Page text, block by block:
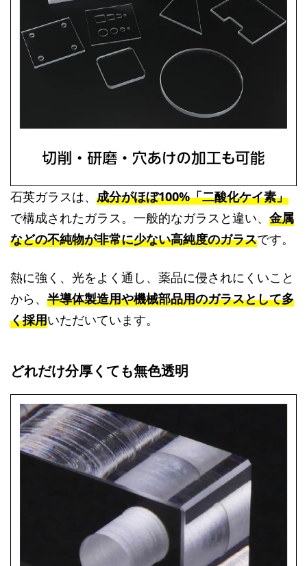
石英ガラスは、 成分がほぼ100%「二酸化ケイ素」
で構成されたガラス。一般的なガラスと違い、 金属
などの不純物が非常に少ない高純度のガラスです。
熱に強く、光をよく通し、薬品に侵されにくいこと
から、 半導体製造用や機械部品用のガラスとして多
く採用いただいています。
どれだけ分厚くても無色透明